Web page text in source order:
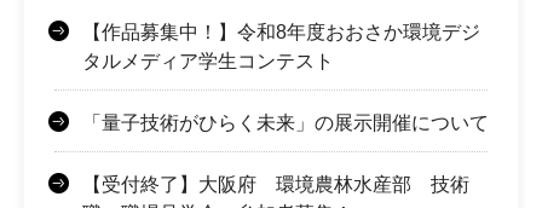
【作品募集中！】令和8年度おおさか環境デジ
タルメディア学生コンテスト
「量子技術がひらく未来」の展示開催について
【受付終了】大阪府 環境農林水産部 技術